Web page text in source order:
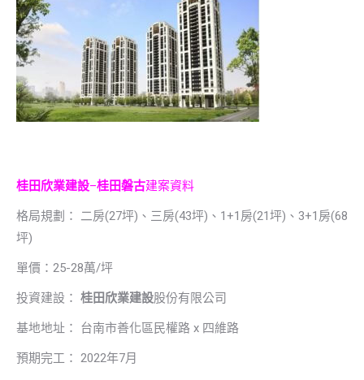
桂田欣業建設–桂田磐古建案資料
格局規劃： 二房(27坪)、三房(43坪)、1+1房(21坪)、3+1房(68
坪)
單價：25-28萬/坪
投資建設： 桂田欣業建設股份有限公司
基地地址： 台南市善化區民權路 x 四維路
預期完工： 2022年7月